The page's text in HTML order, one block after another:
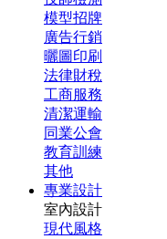
模型招牌
廣告行銷
曬圖印刷
法律財稅
工商服務
清潔運輸
同業公會
教育訓練
其他
專業設計
室內設計
現代風格